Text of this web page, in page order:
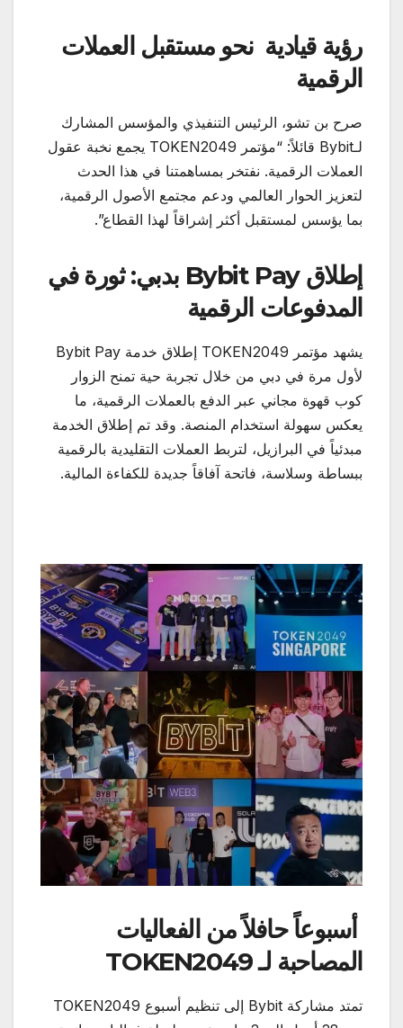
رؤية قيادية نحو مستقبل العملات
الرقمية
صرح بن تشو، الرئيس التنفيذي والمؤسس المشارك
لـBybit قائلاً: “مؤتمر TOKEN2049 يجمع نخبة عقول
العملات الرقمية. نفتخر بمساهمتنا في هذا الحدث
لتعزيز الحوار العالمي ودعم مجتمع الأصول الرقمية،
بما يؤسس لمستقبل أكثر إشراقاً لهذا القطاع”.
إطلاق Bybit Pay
بدبي: ثورة في
المدفوعات الرقمية
يشهد مؤتمر TOKEN2049 إطلاق خدمة Bybit Pay
لأول مرة في دبي من خلال تجربة حية تمنح الزوار
كوب قهوة مجاني عبر الدفع بالعملات الرقمية، ما
يعكس سهولة استخدام المنصة. وقد تم إطلاق الخدمة
مبدئياً في البرازيل، لتربط العملات التقليدية بالرقمية
ببساطة وسلاسة، فاتحة آفاقاً جديدة للكفاءة المالية.
أسبوعاً حافلاً من الفعاليات
المصاحبة لـTOKEN2049
تمتد مشاركة Bybit إلى تنظيم أسبوع TOKEN2049